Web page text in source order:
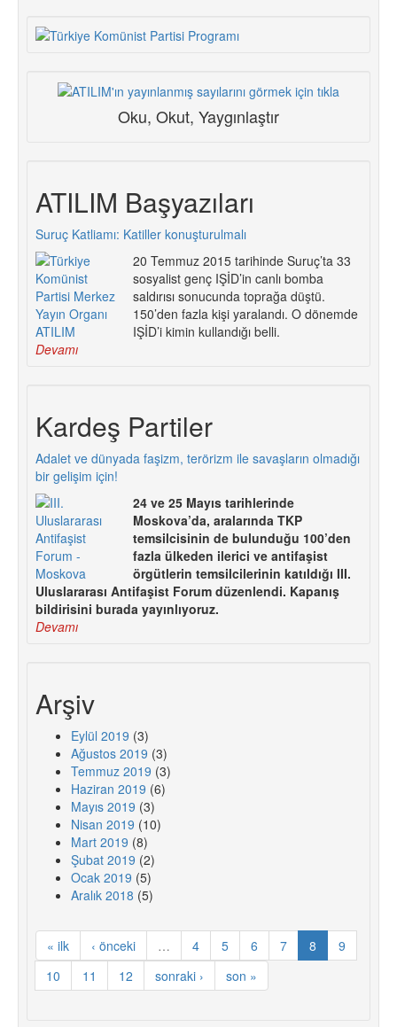
Oku, Okut, Yaygınlaştır
ATILIM Başyazıları
Suruç Katliamı: Katiller konuşturulmalı
20 Temmuz 2015 tarihinde Suruç’ta 33
sosyalist genç IŞİD’in canlı bomba
saldırısı sonucunda toprağa düştü.
150’den fazla kişi yaralandı. O dönemde
IŞİD’i kimin kullandığı belli.
Devamı
Kardeş Partiler
Adalet ve dünyada faşizm, terörizm ile savaşların olmadığı
bir gelişim için!
24 ve 25 Mayıs tarihlerinde
Moskova’da, aralarında TKP
temsilcisinin de bulunduğu 100’den
fazla ülkeden ilerici ve antifaşist
örgütlerin temsilcilerinin katıldığı III.
Uluslararası Antifaşist Forum düzenlendi. Kapanış
bildirisini burada yayınlıyoruz.
Devamı
Arşiv
Eylül 2019 (3)
Ağustos 2019 (3)
Temmuz 2019 (3)
Haziran 2019 (6)
Mayıs 2019 (3)
Nisan 2019 (10)
Mart 2019 (8)
Şubat 2019 (2)
Ocak 2019 (5)
Aralık 2018 (5)
« ilk ‹ önceki … 4 5 6 7 8
9
10
11 12 sonraki › son »